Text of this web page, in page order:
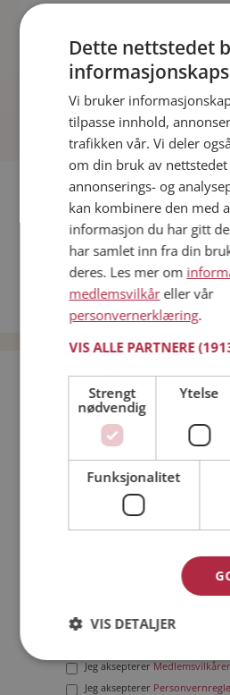
for deg? Bli
Kanskje en
selv?
Fler single
Flere singlemenn fra Alta:Ailo,Jan
Kvinner fra Alta
Date kvinner i Norge
Date menn i Norge
Bli medlem
Jeg er en: Mann
Min alder:
Jeg aksepterer
Jeg aksepterer
Dette nettstedet
Vi bruker
tilpasse innhold,
trafikken vår. Vi deler
om din bruk av
annonserings- og
kan kombinere den med
informasjon du har gitt
har samlet inn fra din
deres. Les mer om
medlemsvilkåreller vår
personvernerklæring.
VIS ALLE PARTNERE
Strengt
nødvendig
Ytelse
Funksjonalitet
VIS DETALJER